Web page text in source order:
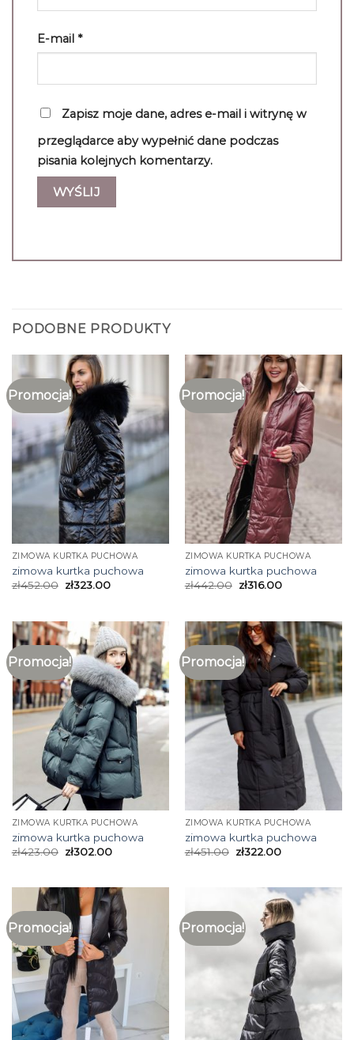
E-mail *
Zapisz moje dane, adres e-mail i witrynę w
przeglądarce aby wypełnić dane podczas
pisania kolejnych komentarzy.
PODOBNE PRODUKTY
Promocja!
ZIMOWA KURTKA PUCHOWA
zimowa kurtka puchowa
zł452.00 zł323.00
Promocja!
ZIMOWA KURTKA PUCHOWA
zimowa kurtka puchowa
zł442.00 zł316.00
Promocja!
ZIMOWA KURTKA PUCHOWA
zimowa kurtka puchowa
zł423.00 zł302.00
Promocja!
ZIMOWA KURTKA PUCHOWA
zimowa kurtka puchowa
zł451.00 zł322.00
Promocja! Promocja!